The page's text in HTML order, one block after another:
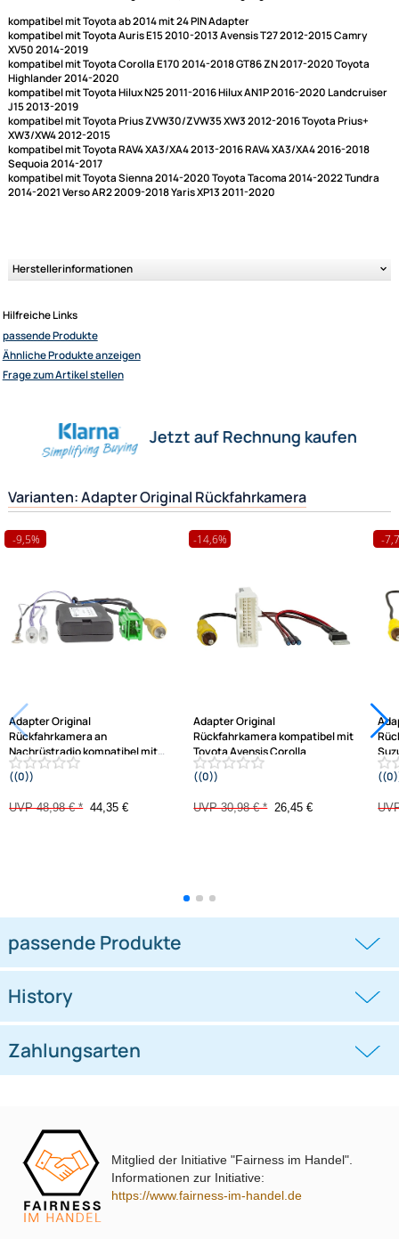
Kamera Adapter für den Anschluss der Original
Rückfahrkamera
an Nachrüstradios/-Navigationen (Kamera Ausgang Cinch RCA)
kompatibel mit Toyota ab 2014 mit 24 PIN Adapter
Highlander 2014-2020
kompatibel mit Toyota Hilux N25 2011-2016 Hilux AN1P 2016-2020
kompatibel mit Toyota Prius ZVW30/ZVW35 XW3 2012-2016 Toyota
kompatibel mit Toyota RAV4 XA3/XA4 2013-2016 RAV4 XA3/XA4 2016-
Sequoia 2014-2017
kompatibel mit Toyota Sienna 2014-2020 Toyota Tacoma 2014-2022
Hilfreiche Links
passende Produkte
Frage zum Artikel stellen
Varianten: Adapter Original Rückfahrkamera
-9,5%
Rückfahrkamera an
Nachrüstradio kompatibel mit
Isuzu
D-Max 2020-2022
((0))
UVP 48,98 € *44,35 €
-14,6%
Rückfahrkamera kompatibel mit
UVP 30,98 € *26,45 €
passende Produkte
Mitglied der Initiative "Fairness im Handel".
Informationen zur Initiative:
https://www.fairness-im-handel.de
Ultramall
Zahlungsarten
Wir versenden mit